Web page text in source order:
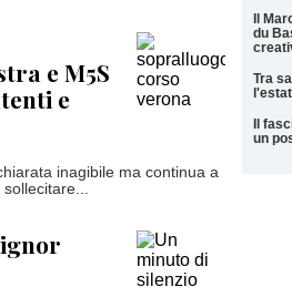
Il
du
Tra
Il
un
e M5S
e
inagibile ma continua a